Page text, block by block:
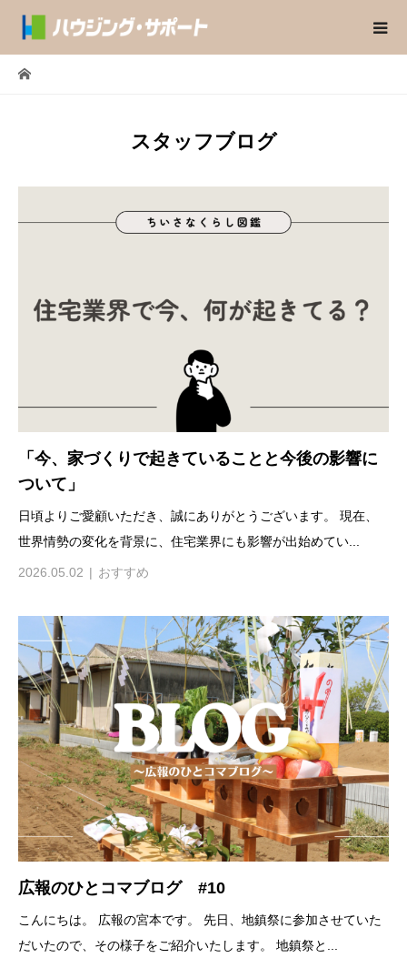
スタッフブログ
「今、家づくりで起きていることと今後の影響に
ついて」
日頃よりご愛顧いただき、誠にありがとうございます。 現在、
世界情勢の変化を背景に、住宅業界にも影響が出始めてい...
2026.05.02 おすすめ
広報のひとコマブログ #10
こんにちは。 広報の宮本です。 先日、地鎮祭に参加させていた
だいたので、その様子をご紹介いたします。 地鎮祭と...